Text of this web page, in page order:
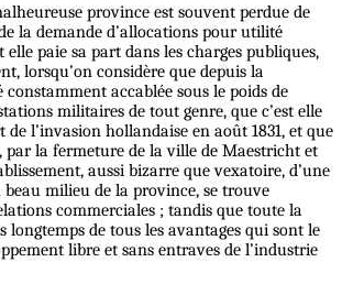
province est souvent perdue de
la demande d’allocations pour utilité
elle paie sa part dans les charges publiques,
lorsqu’on considère que depuis la
accablée sous le poids de
militaires de tout genre, que c’est elle
l’invasion hollandaise en août 1831, et que
par la fermeture de la ville de Maestricht et
aussi bizarre que vexatoire, d’une
beau milieu de la province, se trouve
commerciales ; tandis que toute la
longtemps de tous les avantages qui sont le
libre et sans entraves de l’industrie